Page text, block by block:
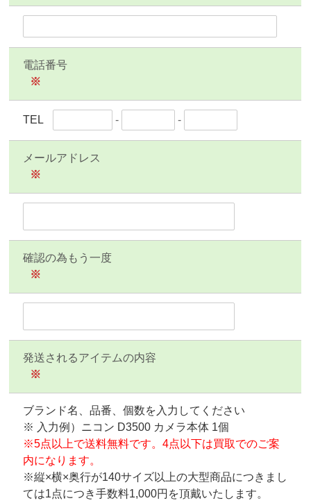
電話番号
※
TEL - -
メールアドレス
※
確認の為もう一度
※
発送されるアイテムの内容
※
ブランド名、品番、個数を入力してください
※ 入力例）ニコン D3500 カメラ本体 1個
※5点以上で送料無料です。4点以下は買取でのご案
内になります。
※縦×横×奥行が140サイズ以上の大型商品につきまし
ては1点につき手数料1,000円を頂戴いたします。